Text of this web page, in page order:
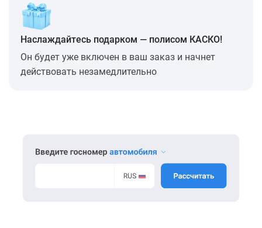
Наслаждайтесь подарком — полисом КАСКО!
Он будет уже включен в ваш заказ и начнет
действовать незамедлительно